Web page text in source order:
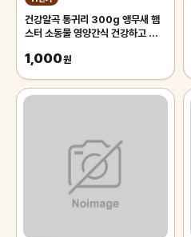
건강알곡 통귀리 300g 앵무새 햄
스터 소동물 영양간식 건강하고 깨끗
1,000원